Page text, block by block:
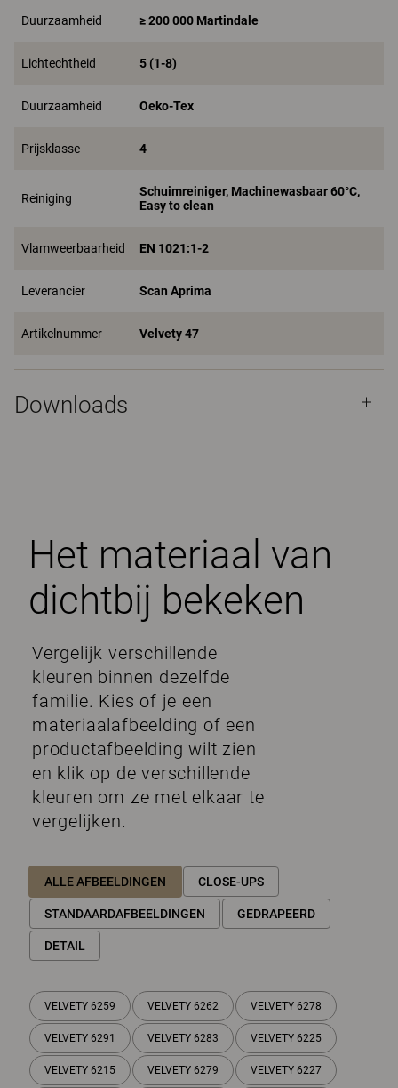
Duurzaamheid ≥ 200 000 Martindale
Lichtechtheid 5 (1-8)
Duurzaamheid Oeko-Tex
Prijsklasse 4
Reiniging
Schuimreiniger, Machinewasbaar 60°C,
Easy to clean
Vlamweerbaarheid EN 1021:1-2
Leverancier Scan Aprima
Artikelnummer Velvety 47
Downloads
Het materiaal van
dichtbij bekeken
Vergelijk verschillende
kleuren binnen dezelfde
familie. Kies of je een
materiaalafbeelding of een
productafbeelding wilt zien
en klik op de verschillende
kleuren om ze met elkaar te
vergelijken.
ALLE AFBEELDINGEN CLOSE-UPS
STANDAARDAFBEELDINGEN GEDRAPEERD
DETAIL
VELVETY 6259 VELVETY 6262 VELVETY 6278
VELVETY 6291 VELVETY 6283 VELVETY 6225
VELVETY 6215 VELVETY 6279 VELVETY 6227